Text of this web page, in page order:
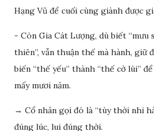
Hạng Vũ để cuối cùng giành được
- Còn Gia Cát Lượng, dù biết “mưu
thiên”, vẫn thuận thế mà hành, giữ
biến “thế yếu” thành “thế cờ lùi”
mấy mươi năm.
→ Cổ nhân gọi đó là “tùy thời nhi
đúng lúc, lui đúng thời.